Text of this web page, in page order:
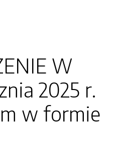
W
2025 r.
w formie